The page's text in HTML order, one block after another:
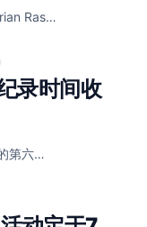
Ras…
录时间收
第六…